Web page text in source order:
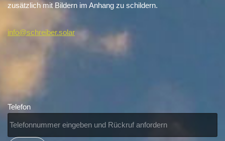
zusätzlich mit Bildern im Anhang zu schildern.
info@schreiber.solar
Telefon